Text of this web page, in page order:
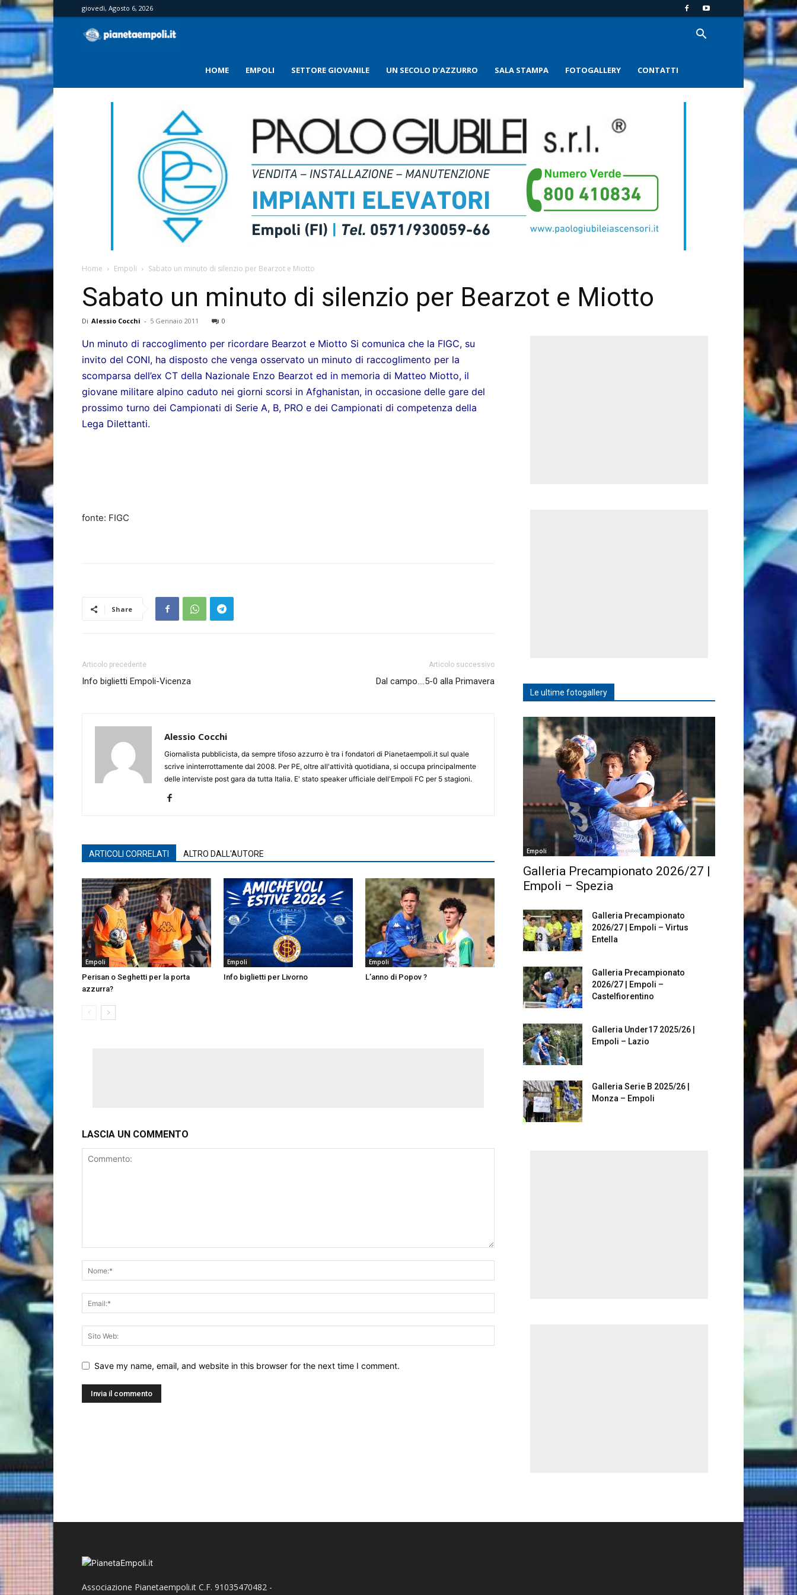
giovedì, Agosto 6, 2026
HOME EMPOLI SETTORE GIOVANILE UN SECOLO D’AZZURRO SALA STAMPA FOTOGALLERY CONTATTI
Home Empoli Sabato un minuto di silenzio per Bearzot e Miotto
Sabato un minuto di silenzio per Bearzot e Miotto
Di Alessio Cocchi - 5 Gennaio 2011 0
Un minuto di raccoglimento per ricordare Bearzot e Miotto Si comunica che la FIGC, su
invito del CONI, ha disposto che venga osservato un minuto di raccoglimento per la
scomparsa dell’ex CT della Nazionale Enzo Bearzot ed in memoria di Matteo Miotto, il
giovane militare alpino caduto nei giorni scorsi in Afghanistan, in occasione delle gare del
prossimo turno dei Campionati di Serie A, B, PRO e dei Campionati di competenza della
Lega Dilettanti.
fonte: FIGC
Share
Articolo precedente
Info biglietti Empoli-Vicenza
Articolo successivo
Dal campo….5-0 alla Primavera
Alessio Cocchi
Giornalista pubblicista, da sempre tifoso azzurro è tra i fondatori di Pianetaempoli.it sul quale
scrive ininterrottamente dal 2008. Per PE, oltre all'attività quotidiana, si occupa principalmente
delle interviste post gara da tutta Italia. E' stato speaker ufficiale dell'Empoli FC per 5 stagioni.
ARTICOLI CORRELATI ALTRO DALL'AUTORE
Empoli
Perisan o Seghetti per la porta
azzurra?
Empoli
Info biglietti per Livorno
Empoli
L’anno di Popov ?
LASCIA UN COMMENTO
Save my name, email, and website in this browser for the next time I comment.
Le ultime fotogallery
Empoli
Galleria Precampionato 2026/27 |
Empoli – Spezia
Galleria Precampionato
2026/27 | Empoli – Virtus
Entella
Galleria Precampionato
2026/27 | Empoli –
Castelfiorentino
Galleria Under17 2025/26 |
Empoli – Lazio
Galleria Serie B 2025/26 |
Monza – Empoli
Associazione Pianetaempoli.it C.F. 91035470482 -